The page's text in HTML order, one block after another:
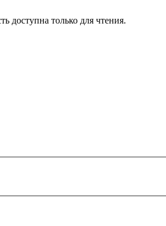
доступна только для чтения.